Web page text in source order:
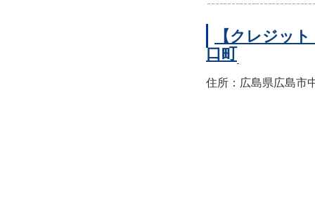
【クレジッ
口町
住所：広島県広島市